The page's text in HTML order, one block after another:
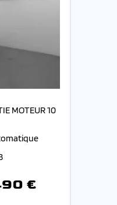
MOTEUR 10
€